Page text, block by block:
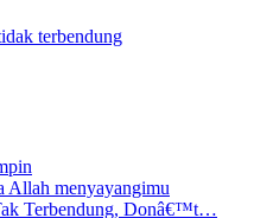
terbendung
menyayangimu
Terbendung, Donâ€™t…